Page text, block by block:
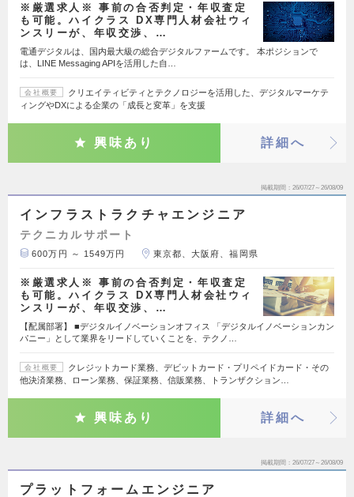
※厳選求人※ 事前の合否判定・年収査定
も可能。ハイクラス DX専門人材会社ウィ
ンスリーが、年収交渉、…
電通デジタルは、国内最大級の総合デジタルファームです。 本ポジションで
は、LINE Messaging APIを活用した自…
会社概要
クリエイティビティとテクノロジーを活用した、デジタルマーケテ
ィングやDXによる企業の「成長と変革」を支援
興味あり 詳細へ
掲載期間 26/07/27～26/08/09
インフラストラクチャエンジニア
テクニカルサポート
600万円 ～ 1549万円 東京都、大阪府、福岡県
※厳選求人※ 事前の合否判定・年収査定
も可能。ハイクラス DX専門人材会社ウィ
ンスリーが、年収交渉、…
【配属部署】 ■デジタルイノベーションオフィス 「デジタルイノベーションカン
パニー」として業界をリードしていくことを、テクノ…
会社概要
クレジットカード業務、デビットカード・プリペイドカード・その
他決済業務、ローン業務、保証業務、信販業務、トランザクション…
興味あり 詳細へ
掲載期間 26/07/27～26/08/09
プラットフォームエンジニア